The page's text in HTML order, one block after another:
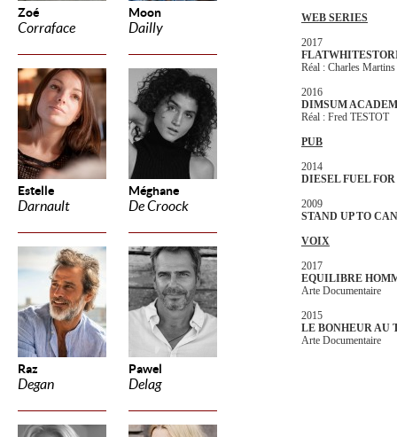
Zoé
Corraface
Moon
Dailly
Estelle
Darnault
Méghane
De Croock
Raz
Degan
Pawel
Delag
WEB SERIES
2017
Réal : Charles Martins
2016
DIMSUM
Réal : Fred TESTOT
PUB
2014
DIESEL FUEL
2009
STAND UP TO
VOIX
2017
EQUILIBRE
Arte Documentaire
2015
LE BONHEUR AU
Arte Documentaire